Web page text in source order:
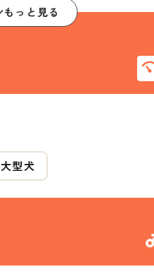
もっと見る
大型犬